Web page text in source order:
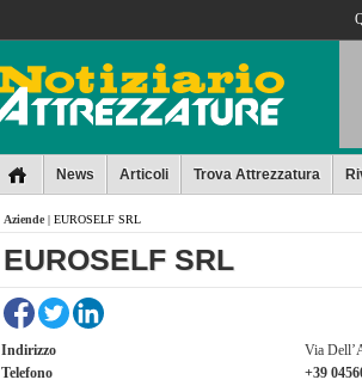
News Articoli Trova Attrezzatura
Aziende | EUROSELF SRL
EUROSELF SRL
Indirizzo
Via
Telefono
+39